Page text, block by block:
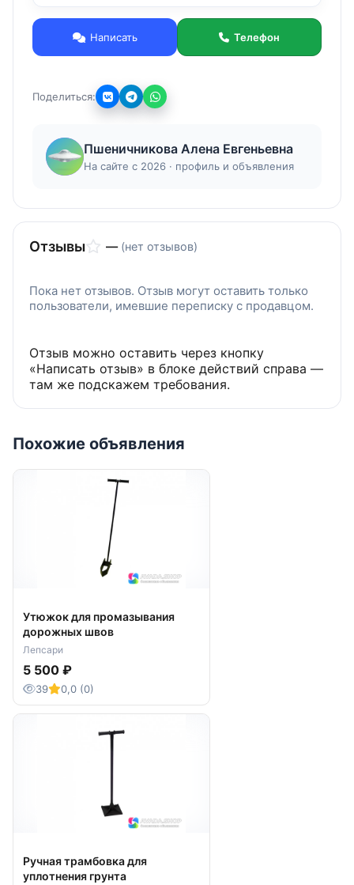
часть битума, минеральный порошок придаёт
асфальтобетону необходимые свойства, т. е.
существенно улучшает качества дорожного
покрытия, увеличивает срок его службы и дает
Написать Телефон
Поделиться:
Пшеничникова Алена Евгеньевна
На сайте с 2026 · профиль и объявления
Отзывы — (нет отзывов)
Пока нет отзывов. Отзыв могут оставить только
пользователи, имевшие переписку с продавцом.
Отзыв можно оставить через кнопку
«Написать отзыв» в блоке действий справа —
там же подскажем требования.
Похожие объявления
Утюжок для промазывания
дорожных швов
Лепсари
5 500 ₽
39 0,0 (0)
Ручная трамбовка для
уплотнения грунта